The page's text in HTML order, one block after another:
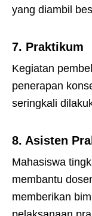
yang diambil
7. Praktikum
Kegiatan
penerapan
seringkali
8. Asisten
Mahasiswa
membantu
memberikan